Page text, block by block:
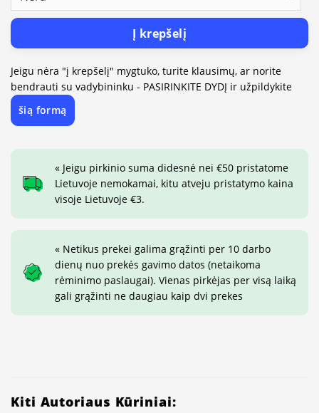
Į krepšelį
Jeigu nėra "į krepšelį" mygtuko, turite klausimų, ar norite
bendrauti su vadybininku - PASIRINKITE DYDĮ ir užpildykite
šią formą
« Jeigu pirkinio suma didesnė nei €50 pristatome
Lietuvoje nemokamai, kitu atveju pristatymo kaina
visoje Lietuvoje €3.
« Netikus prekei galima grąžinti per 10 darbo
dienų nuo prekės gavimo datos (netaikoma
rėminimo paslaugai). Vienas pirkėjas per visą laiką
gali grąžinti ne daugiau kaip dvi prekes
Kiti Autoriaus Kūriniai: